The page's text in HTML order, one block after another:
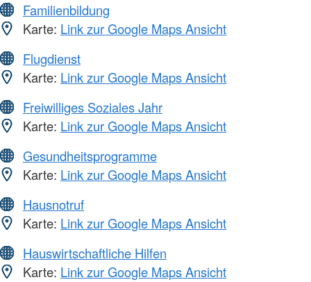
Familienbildung
Karte: Link zur Google Maps Ansicht
Flugdienst
Karte: Link zur Google Maps Ansicht
Freiwilliges Soziales Jahr
Karte: Link zur Google Maps Ansicht
Gesundheitsprogramme
Karte: Link zur Google Maps Ansicht
Hausnotruf
Karte: Link zur Google Maps Ansicht
Hauswirtschaftliche Hilfen
Karte: Link zur Google Maps Ansicht